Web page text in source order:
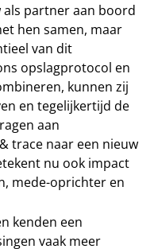
als partner aan boord
hen samen, maar
van dit
opslagprotocol en
kunnen zij
en tegelijkertijd de
aan
trace naar een nieuw
nu ook impact
mede-oprichter en
kenden een
vaak meer